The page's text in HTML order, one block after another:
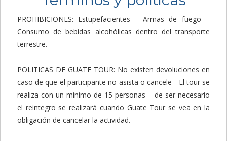
PROHIBICIONES: Estupefacientes - Armas de fuego –
Consumo de bebidas alcohólicas dentro del transporte
terrestre.
POLITICAS DE GUATE TOUR: No existen devoluciones en
caso de que el participante no asista o cancele - El tour se
realiza con un mínimo de 15 personas – de ser necesario
el reintegro se realizará cuando Guate Tour se vea en la
obligación de cancelar la actividad.